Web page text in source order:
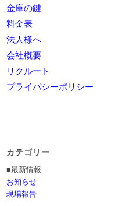
金庫の鍵
料金表
法人様へ
会社概要
リクルート
プライバシーポリシー
カテゴリー
■最新情報
お知らせ
現場報告